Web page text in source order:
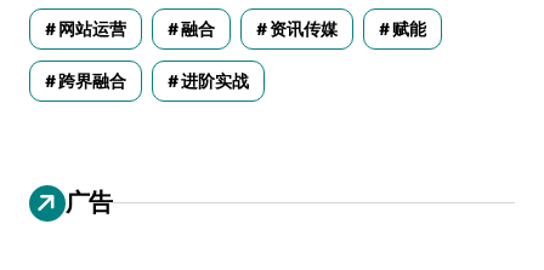
网站运营 融合 资讯传媒 赋能
跨界融合 进阶实战
广告